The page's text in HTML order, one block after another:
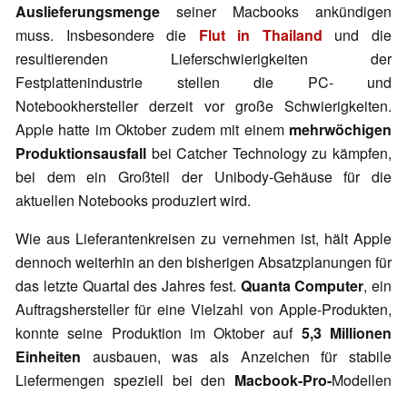
Auslieferungsmenge seiner Macbooks ankündigen
muss. Insbesondere die Flut in Thailand und die
resultierenden Lieferschwierigkeiten der
Festplattenindustrie stellen die PC- und
Notebookhersteller derzeit vor große Schwierigkeiten.
Apple hatte im Oktober zudem mit einem mehrwöchigen
Produktionsausfall bei Catcher Technology zu kämpfen,
bei dem ein Großteil der Unibody-Gehäuse für die
aktuellen Notebooks produziert wird.
Wie aus Lieferantenkreisen zu vernehmen ist, hält Apple
dennoch weiterhin an den bisherigen Absatzplanungen für
das letzte Quartal des Jahres fest. Quanta Computer, ein
Auftragshersteller für eine Vielzahl von Apple-Produkten,
konnte seine Produktion im Oktober auf 5,3 Millionen
Einheiten ausbauen, was als Anzeichen für stabile
Liefermengen speziell bei den Macbook-Pro-Modellen